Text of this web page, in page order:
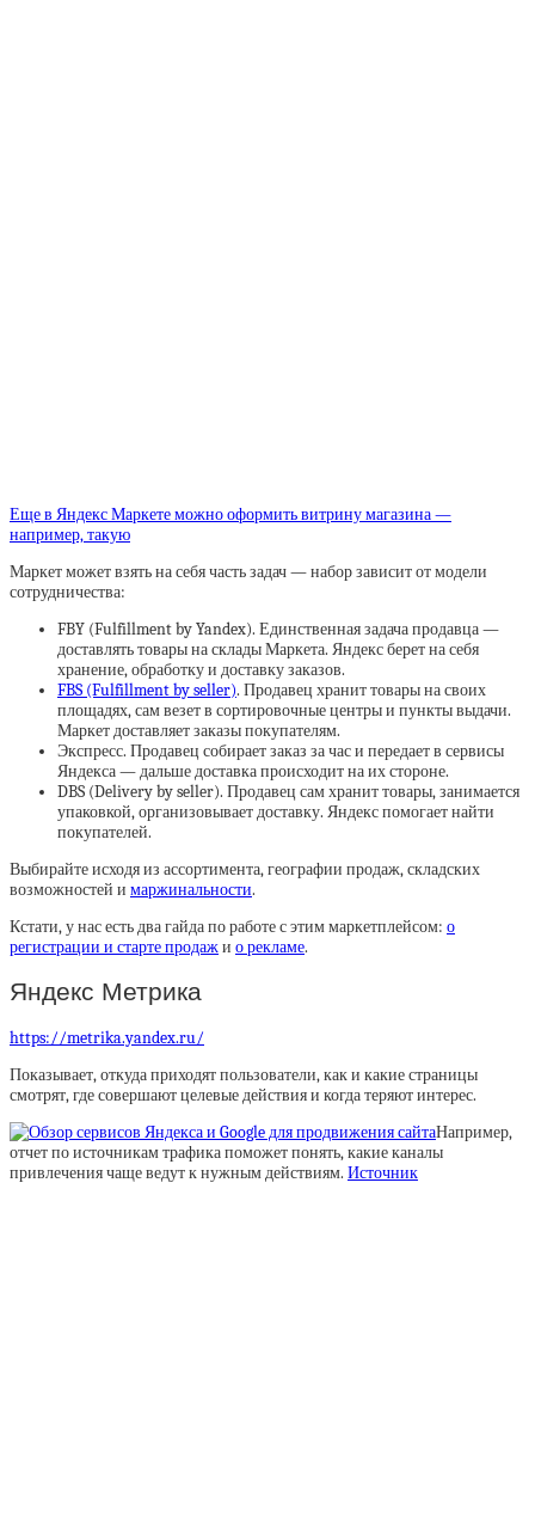
Еще в Яндекс Маркете можно оформить витрину магазина —
например, такую
Маркет может взять на себя часть задач — набор зависит от модели
сотрудничества:
FBY (Fulfillment by Yandex). Единственная задача продавца —
доставлять товары на склады Маркета. Яндекс берет на себя
хранение, обработку и доставку заказов.
FBS (Fulfillment by seller). Продавец хранит товары на своих
площадях, сам везет в сортировочные центры и пункты выдачи.
Маркет доставляет заказы покупателям.
Экспресс. Продавец собирает заказ за час и передает в сервисы
Яндекса — дальше доставка происходит на их стороне.
DBS (Delivery by seller). Продавец сам хранит товары, занимается
упаковкой, организовывает доставку. Яндекс помогает найти
покупателей.
Выбирайте исходя из ассортимента, географии продаж, складских
возможностей и маржинальности.
Кстати, у нас есть два гайда по работе с этим маркетплейсом: о
регистрации и старте продажи о рекламе.
Яндекс Метрика
https://metrika.yandex.ru/
Показывает, откуда приходят пользователи, как и какие страницы
смотрят, где совершают целевые действия и когда теряют интерес.
Например,
отчет по источникам трафика поможет понять, какие каналы
привлечения чаще ведут к нужным действиям. Источник